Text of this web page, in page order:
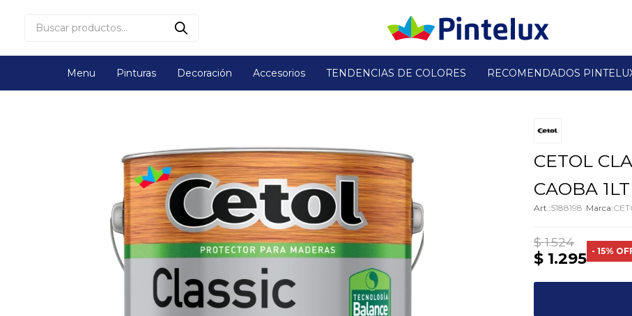
Menu Pinturas Decoración Accesorios TENDENCIAS DE COLORES RECOMENDADOS
CETOL
CAOBA 1LT
5188198
$ 1.295
$ 1.524
15